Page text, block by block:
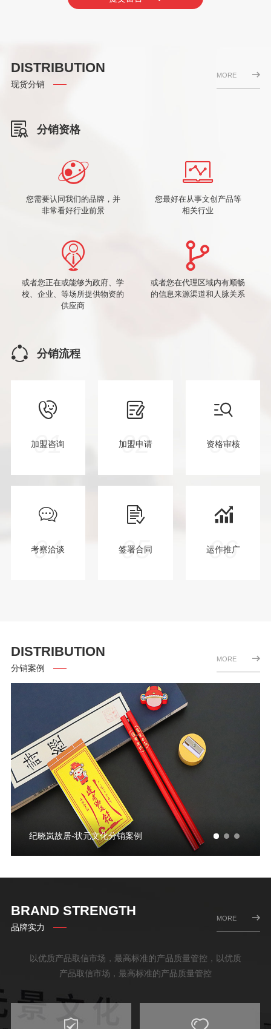
DISTRIBUTION
现货分销
MORE
分销资格
您需要认同我们的品牌，并
非常看好行业前景
您最好在从事文创产品等
相关行业
或者您正在或能够为政府、学
校、企业、等场所提供物资的
供应商
或者您在代理区域内有顺畅
的信息来源渠道和人脉关系
分销流程
01
加盟咨询 02
加盟申请 03
资格审核
04
考察洽谈 05
签署合同 06
运作推广
DISTRIBUTION
分销案例
MORE
纪晓岚故居-状元文化分销案例
BRAND STRENGTH
品牌实力
MORE
以优质产品取信市场，最高标准的产品质量管控，以优质
产品取信市场，最高标准的产品质量管控